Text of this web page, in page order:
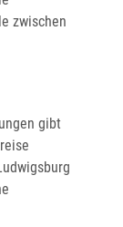
zwischen
gibt